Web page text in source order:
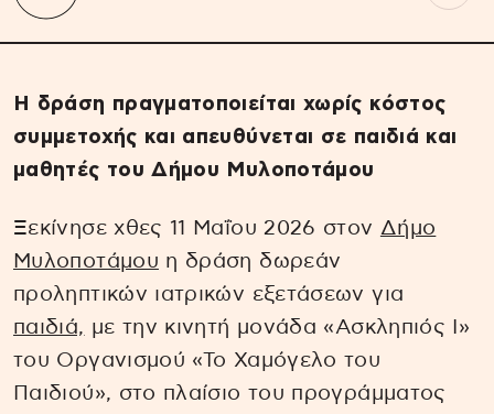
Η δράση πραγματοποιείται χωρίς κόστος
συμμετοχής και απευθύνεται σε παιδιά και
μαθητές του Δήμου Μυλοποτάμου
Ξεκίνησε χθες 11 Μαΐου 2026 στον Δήμο
Μυλοποτάμου η δράση δωρεάν
προληπτικών ιατρικών εξετάσεων για
παιδιά, με την κινητή μονάδα «Ασκληπιός Ι»
του Οργανισμού «Το Χαμόγελο του
Παιδιού», στο πλαίσιο του προγράμματος